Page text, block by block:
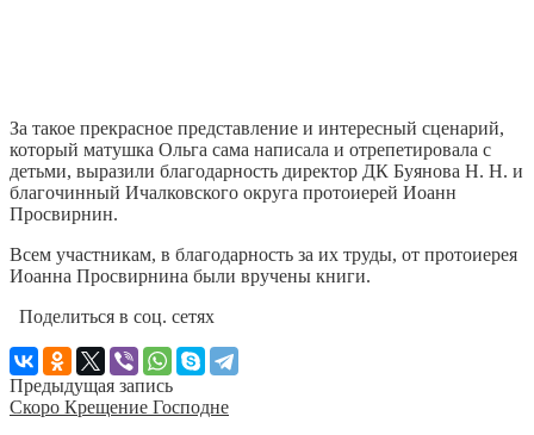
За такое прекрасное представление и интересный сценарий,
который матушка Ольга сама написала и отрепетировала с
детьми, выразили благодарность директор ДК Буянова Н. Н. и
благочинный Ичалковского округа протоиерей Иоанн
Просвирнин.
Всем участникам, в благодарность за их труды, от протоиерея
Иоанна Просвирнина были вручены книги.
Поделиться в соц. сетях
Предыдущая запись
Скоро Крещение Господне